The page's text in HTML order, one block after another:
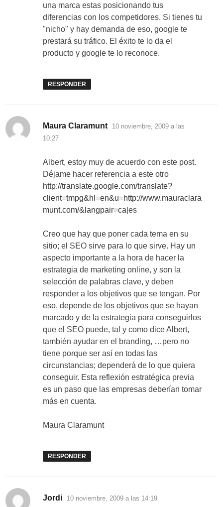
una marca estas posicionando tus
diferencias con los competidores. Si tienes tu
"nicho" y hay demanda de eso, google te
prestará su tráfico. El éxito te lo da el
producto y google te lo reconoce.
RESPONDER
Maura Claramunt dice:
10 noviembre, 2009 a las
10:27
Albert, estoy muy de acuerdo con este post.
Déjame hacer referencia a este otro
http://translate.google.com/translate?
client=tmpg&hl=en&u=http://www.mauraclara
munt.com/&langpair=ca |es
Creo que hay que poner cada tema en su
sitio; el SEO sirve para lo que sirve. Hay un
aspecto importante a la hora de hacer la
estrategia de marketing online, y son la
selección de palabras clave, y deben
responder a los objetivos que se tengan. Por
eso, depende de los objetivos que se hayan
marcado y de la estrategia para conseguirlos
que el SEO puede, tal y como dice Albert,
también ayudar en el branding, …pero no
tiene porque ser así en todas las
circunstancias; dependerá de lo que quiera
conseguir. Esta reflexión estratégica previa
es un paso que las empresas deberían tomar
más en cuenta.
Maura Claramunt
RESPONDER
Jordi dice:
10 noviembre, 2009 a las 14:19